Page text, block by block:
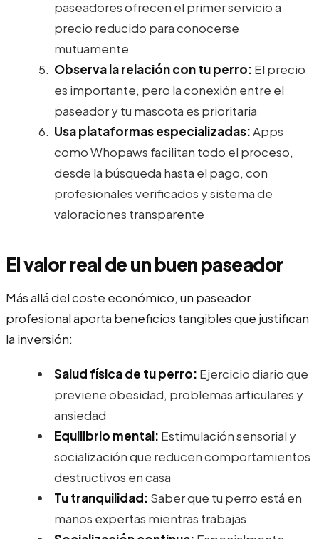
paseadores ofrecen el primer servicio a
precio reducido para conocerse
mutuamente
Observa la relación con tu perro: El precio
es importante, pero la conexión entre el
paseador y tu mascota es prioritaria
Usa plataformas especializadas:Apps
como Whopaws facilitan todo el proceso,
desde la búsqueda hasta el pago, con
profesionales verificados y sistema de
valoraciones transparente
El valor real de un buen paseador
Más allá del coste económico, un paseador
profesional aporta beneficios tangibles que justifican
la inversión:
Salud física de tu perro: Ejercicio diario que
previene obesidad, problemas articulares y
ansiedad
Equilibrio mental: Estimulación sensorial y
socialización que reducen comportamientos
destructivos en casa
Tu tranquilidad: Saber que tu perro está en
manos expertas mientras trabajas